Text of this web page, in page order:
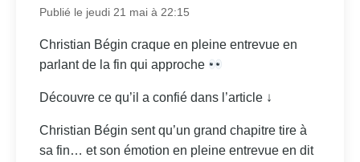
Publié le jeudi 21 mai à 22:15
Christian Bégin craque en pleine entrevue en
parlant de la fin qui approche
Découvre ce qu’il a confié dans l’article ↓
Christian Bégin sent qu’un grand chapitre tire à
sa fin… et son émotion en pleine entrevue en dit